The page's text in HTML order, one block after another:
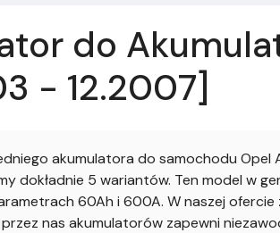
do
- 12.2007]
akumulatora do samochodu Opel
dokładnie 5 wariantów. Ten model w
60Ah i 600A. W naszej
nas akumulatorów zapewni